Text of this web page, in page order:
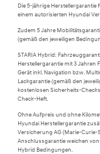
Die 5-jährige
einem autorisierten Hyundai
Zudem 5 Jahre
(gemäß den jeweiligen
STARIA Hybrid:
Herstellergarantie mit 3 Jahren
Gerät inkl. Navigation bzw.
Lackgarantie (gemäß den
kostenlosen Sicherheits-
Check-Heft.
Ohne Aufpreis und ohne
Hyundai Herstellergarantie
Versicherung AG (Marie-Curie-
Anschlussgarantie weichen
Hybrid Bedingungen.